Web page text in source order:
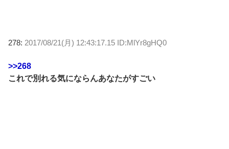
278: 2017/08/21(月) 12:43:17.15 ID:MlYr8gHQ0
>>268
これで別れる気にならんあなたがすごい